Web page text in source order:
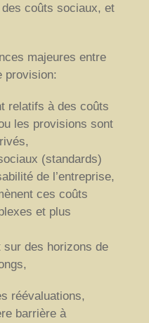
coûts sociaux, et
majeures entre
provision:
relatifs à des coûts
les provisions sont
(standards)
de l’entreprise,
ces coûts
et plus
sur des horizons de
réévaluations,
barrière à